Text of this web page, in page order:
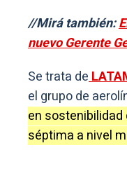
//Mirá también:
nuevo Gerente
Se trata de
el grupo de
en sostenibilidad
séptima a nivel